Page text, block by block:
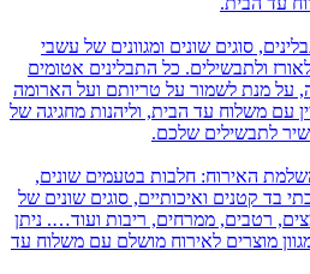
סוגים שונים ומגוונים של עשבי
לאורז ולתבשילים. כל התבלינים אטומים
על מנת לשמור על טריותם ועל הארומה
עם משלוח עד הבית, וליהנות מחגיגה של
לתבשילים שלכם.
האירוח: חלבות בטעמים שונים,
בד קטנים ואיכותיים, סוגים שונים של
רטבים, ממרחים, ריבות ועוד…. ניתן
ממגוון מוצרים לאירוח מושלם עם משלוח עד